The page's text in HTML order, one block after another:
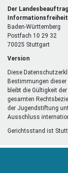
Der
Informationsfreiheit
Baden-Württemberg
Postfach 10 29 32
70025 Stuttgart
Version
Diese
Bestimmungen dieser
bleibt die Gültigkeit
gesamten
der Jugendstiftung
Ausschluss
Gerichtsstand ist